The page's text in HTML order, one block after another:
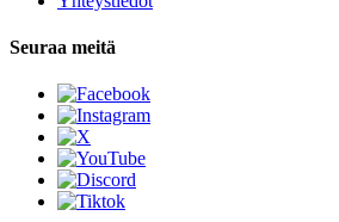
Seuraa meitä